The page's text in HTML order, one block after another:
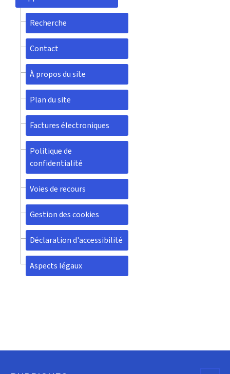
Recherche
Contact
À propos du site
Plan du site
Factures électroniques
Politique de
confidentialité
Voies de recours
Gestion des cookies
Déclaration d'accessibilité
Aspects légaux